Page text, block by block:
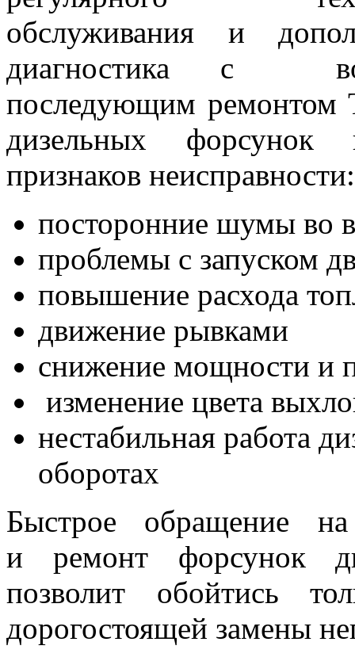
обслуживания и
диагностика с
последующим
дизельных
признаков неисправности:
посторонние шумы во
проблемы с запуском
повышение расхода
движение рывками
снижение мощности и
изменение цвета
нестабильная работа
оборотах
Быстрое обращение на
и ремонт форсунок
позволит обойтись
дорогостоящей замены